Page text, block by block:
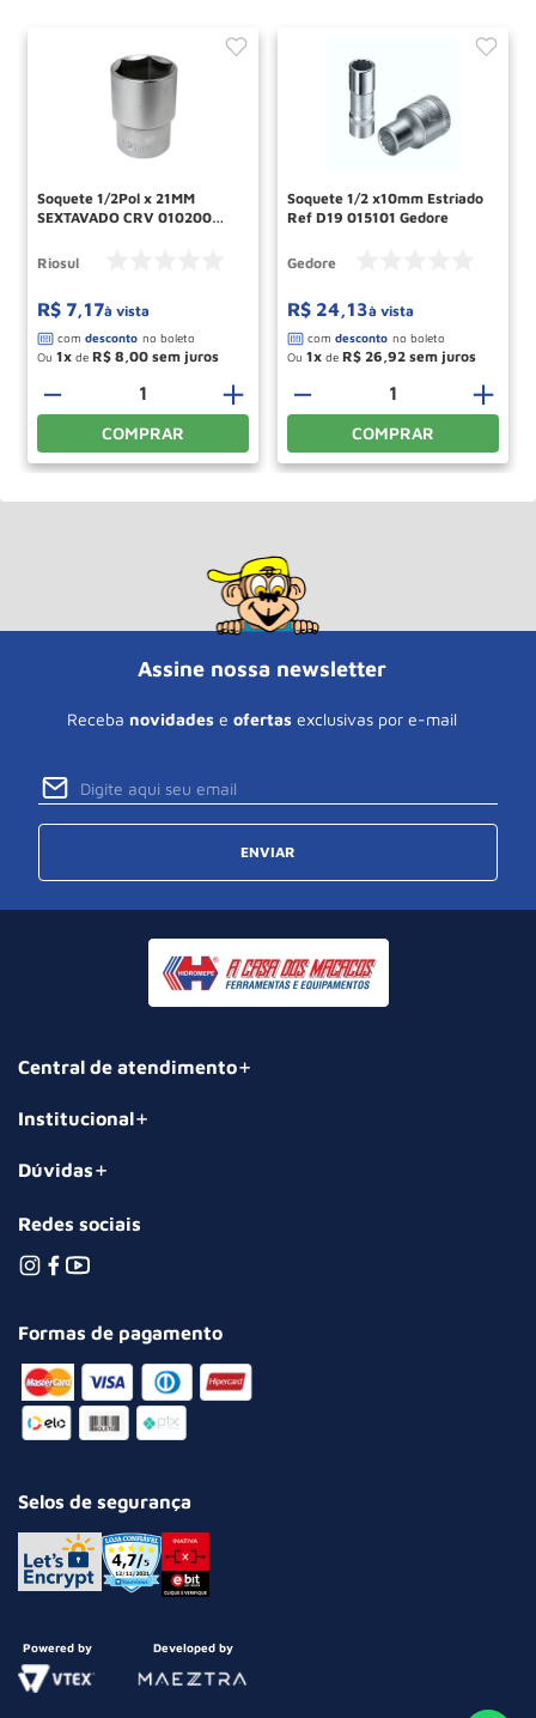
Soquete 1/2Pol x 21MM
SEXTAVADO CRV 010200
Riosul
R$ 7,17à vista
Ou 1 de R$ 8,00
＋
－
COMPRAR
Soquete 1/2 x10mm Estriado
Ref D19 015101 Gedore
Gedore
R$ 24,13à vista
Ou 1 de R$ 26,92
＋
－
COMPRAR
Assine nossa newsletter
Receba novidades e ofertas exclusivas por e-mail
ENVIAR
Central de atendimento
Institucional
Dúvidas
Redes sociais
Formas de pagamento
Selos de segurança
Powered by Developed by